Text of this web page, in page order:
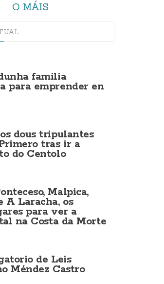
O MÁIS
familia
para emprender en
dous tripulantes
tras ir a
do Centolo
Malpica,
A Laracha, os
para ver a
na Costa da Morte
de Leis
Méndez Castro